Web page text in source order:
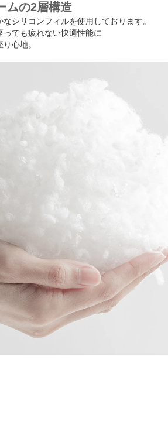
ムの2層構造
シリコンフィルを使用しております。
ても疲れない快適性能に
心地。